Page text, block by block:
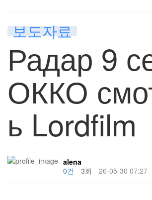
보도자료
Радар 9
ОККО
ь Lordfilm
alena
0건
3회 26-05-30 07:27